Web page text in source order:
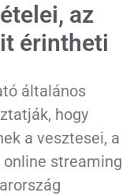
az
érintheti
általános
hogy
a vesztesei, a
online streaming